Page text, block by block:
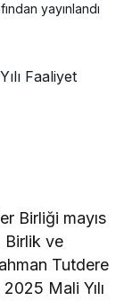
yayınlandı
Birliği mayıs
Birlik ve
Tutdere
Mali Yılı